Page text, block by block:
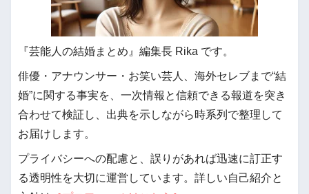
『芸能人の結婚まとめ』編集長 Rika です。
俳優・アナウンサー・お笑い芸人、海外セレブまで“結
婚”に関する事実を、一次情報と信頼できる報道を突き
合わせて検証し、出典を示しながら時系列で整理して
お届けします。
プライバシーへの配慮と、誤りがあれば迅速に訂正す
る透明性を大切に運営しています。詳しい自己紹介と